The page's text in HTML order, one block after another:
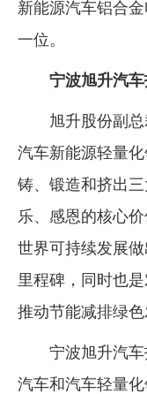
新能源汽车铝合
一位。
宁波旭升汽
旭升股份副
汽车新能源轻量
铸、锻造和挤出
乐、感恩的核心
世界可持续发展
里程碑，同时也
推动节能减排绿色
宁波旭升汽
汽车和汽车轻量